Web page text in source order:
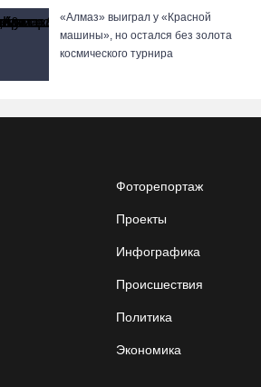
«Алмаз» выиграл у «Красной
машины», но остался без золота
космического турнира
Фоторепортаж
Проекты
Инфографика
Происшествия
Политика
Экономика